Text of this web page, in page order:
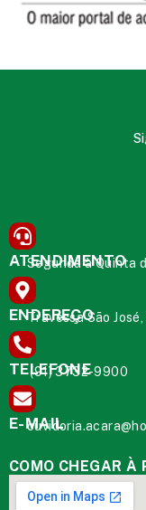
ATENDIMENTO
Segunda à Quinta
ENDEREÇO
Travessa São
TELEFONE
(91) 3732-9900
E-MAIL
COMO CHEGAR À